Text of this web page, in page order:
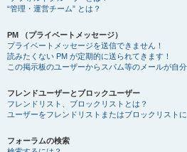
“管理・運営チーム” とは？
PM （プライベートメッセージ）
プライベートメッセージを送信できません！
読みたくない PM が定期的に送られてきます！
この掲示板のユーザーからスパム等のメールが自
フレンドユーザーとブロックユーザー
フレンドリスト、ブロックリストとは？
ユーザーをフレンドリストまたはブロックリスト
フォーラムの検索